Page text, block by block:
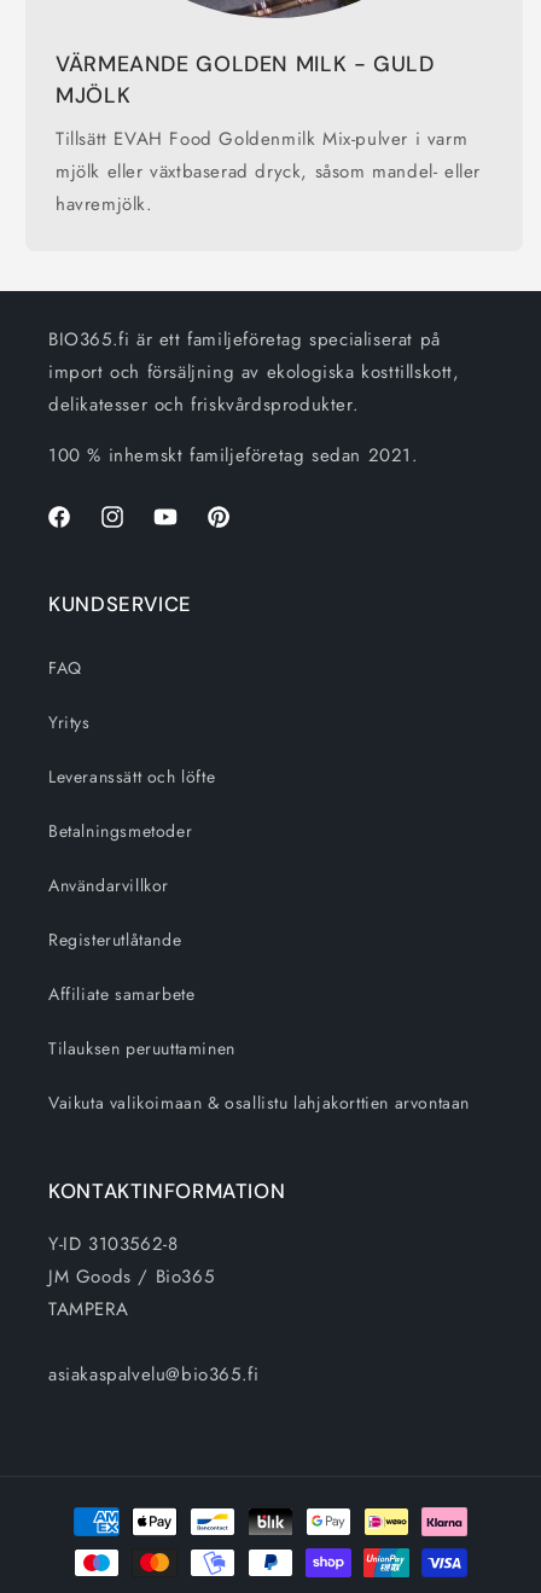
VÄRMEANDE GOLDEN MILK - GULD
MJÖLK
Tillsätt EVAH Food Goldenmilk Mix-pulver i varm
mjölk eller växtbaserad dryck, såsom mandel- eller
havremjölk.
BIO365.fi är ett familjeföretag specialiserat på
import och försäljning av ekologiska kosttillskott,
delikatesser och friskvårdsprodukter.
100 % inhemskt familjeföretag sedan 2021.
FacebookInstagramYoutubePinterest
KUNDSERVICE
FAQ
Yritys
Leveranssätt och löfte
Betalningsmetoder
Användarvillkor
Registerutlåtande
Affiliate samarbete
Tilauksen peruuttaminen
Vaikuta valikoimaan & osallistu lahjakorttien arvontaan
KONTAKTINFORMATION
Y-ID 3103562-8
JM Goods / Bio365
TAMPERA
asiakaspalvelu@bio365.fi
Betalningsmetoder